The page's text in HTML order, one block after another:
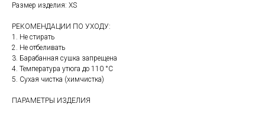
Размер изделия: XS
РЕКОМЕНДАЦИИ ПО УХОДУ:
1. Не стирать
2. Не отбеливать
3. Барабанная сушка запрещена
4. Температура утюга до 110 °C
5. Сухая чистка (химчистка)
ПАРАМЕТРЫ ИЗДЕЛИЯ